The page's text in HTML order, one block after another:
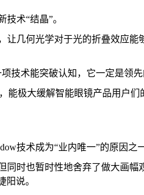
术“结晶”。
几何光学对于光的折叠效应
技术能突破认知，它一定是领先
极大缓解智能眼镜产品用户们
技术成为“业内唯一”的原因之一
时也暂时性地舍弃了做大画幅
说。